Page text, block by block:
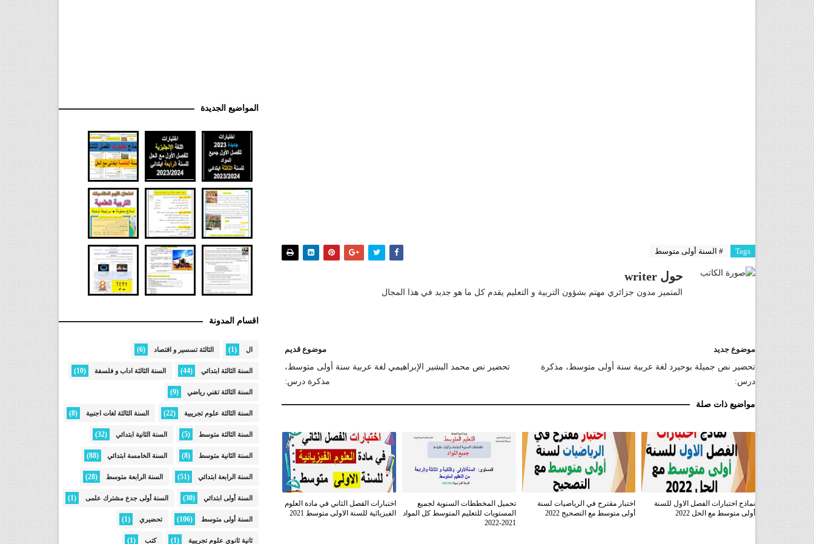
Tags # السنة أولى متوسط
حول writer
المتميز مدون جزائري مهتم بشؤون التربية و التعليم يقدم كل ما هو جديد في هذا المجال
موضوع جديد
تحضير نص جميلة بوحيرد لغة عربية سنة أولى متوسط، مذكرة
درس:
موضوع قديم
تحضير نص محمد البشير الإبراهيمي لغة عربية سنة أولى متوسط،
مذكرة درس:
مواضيع ذات صلة
نماذج اختبارات الفصل الاول للسنة
أولى متوسط مع الحل 2022
اختبار مقترح في الرياضيات لسنة
أولى متوسط مع التصحيح 2022
تحميل المخططات السنوية لجميع
المستويات للتعليم المتوسط كل المواد
2021-2022
اختبارات الفصل الثاني في مادة العلوم
الفيزيائية للسنة الاولى متوسط 2021
المواضيع الجديدة
اقسام المدونة
ال (1) الثالثة تسسير و اقتصاد (6)
السنة الثالثة ابتدائي (44) السنة الثالثة اداب و فلسفة (10)
السنة الثالثة تقني رياضي (9)
السنة الثالثة علوم تجريبية (22) السنة الثالثة لغات اجنبية (8)
السنة الثالثة متوسط (5) السنة الثانية ابتدائي (32)
السنة الثانية متوسط (8) السنة الخامسة ابتدائي (88)
السنة الرابعة ابتدائي (51) السنة الرابعة متوسط (28)
السنة أولى ابتدائي (30) السنة أولى جدع مشترك علمى (1)
السنة أولى متوسط (106) تحضيري (1)
ثانية ثانوي علوم تجريبية (1) كتب (1)